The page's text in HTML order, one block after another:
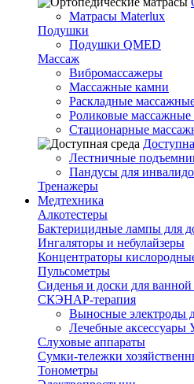
Матрасы Materlux
Подушки
Подушки QMED
Массаж
Вибромассажеры
Массажные камни
Раскладные
Роликовые массажные
Стационарные
Лестничные
Пандусы для
Тренажеры
Mедтехника
Алкотестеры
Бактерицидные лампы для
Ингаляторы и небулайзеры
Концентраторы
Пульсометры
Сиденья и доски для
СКЭНАР-терапия
Выносные электроды
Лечебные
Слуховые аппараты
Сумки-тележки
Тонометры